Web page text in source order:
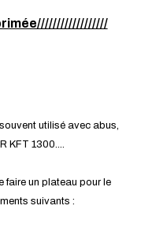
utilisé avec abus,
KFT 1300....
faire un plateau pour le
suivants :